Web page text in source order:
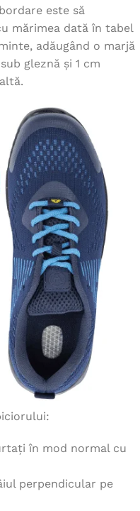
este să
mărimea dată în tabel
adăugând o marjă
gleznă și 1 cm
în mod normal cu
perpendicular pe